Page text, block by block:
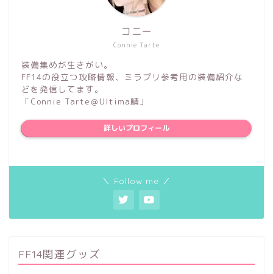
Connie Tarte
コニー
装備集めが生きがい。
FF14の役立つ攻略情報、ミラプリ参考用の装備紹介な
どを発信してます。
「Connie Tarte＠Ultima鯖」
詳しいプロフィール
＼ Follow me ／
FF14関連グッズ